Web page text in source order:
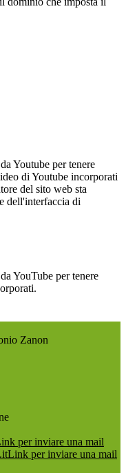
Youtube per tenere
di Youtube incorporati
del sito web sta
dell'interfaccia di
YouTube per tenere
Zanon
per inviare una mail
Link per inviare una mail